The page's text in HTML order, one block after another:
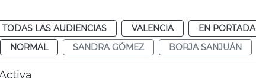
TODAS LAS AUDIENCIAS VALENCIA
EN PORTADA
NORMAL SANDRA GÓMEZ BORJA SANJUÁN